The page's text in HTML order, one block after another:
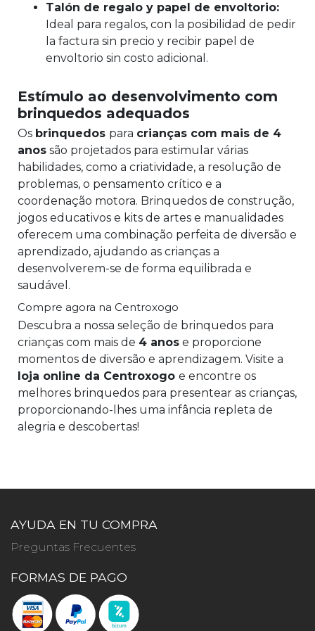
Talón de regalo y papel de envoltorio:
Ideal para regalos, con la posibilidad de pedir
la factura sin precio y recibir papel de
envoltorio sin costo adicional.
Estímulo ao desenvolvimento com
brinquedos adequados
Os brinquedos para crianças com mais de 4
anos são projetados para estimular várias
habilidades, como a criatividade, a resolução de
problemas, o pensamento crítico e a
coordenação motora. Brinquedos de construção,
jogos educativos e kits de artes e manualidades
oferecem uma combinação perfeita de diversão e
aprendizado, ajudando as crianças a
desenvolverem-se de forma equilibrada e
saudável.
Compre agora na Centroxogo
Descubra a nossa seleção de brinquedos para
crianças com mais de 4 anos e proporcione
momentos de diversão e aprendizagem. Visite a
loja online da Centroxogo e encontre os
melhores brinquedos para presentear as crianças,
proporcionando-lhes uma infância repleta de
alegria e descobertas!
AYUDA EN TU COMPRA
Preguntas Frecuentes
FORMAS DE PAGO